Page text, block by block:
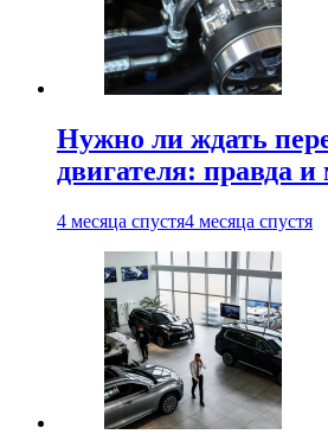
Нужно ли ждать
двигателя: правда
4 месяца спустя4 месяца спустя